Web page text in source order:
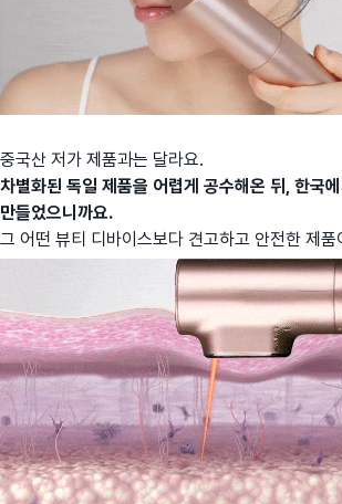
중국산 저가 제품과는 달라요.
차별화된 독일 제품을 어렵게 공수해온 뒤, 한국에
만들었으니까요.
그 어떤 뷰티 디바이스보다 견고하고 안전한 제품